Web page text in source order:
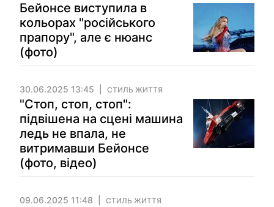
Бейонсе виступила в
кольорах "російського
прапору", але є нюанс
(фото)
30.06.2025 13:45 СТИЛЬ ЖИТТЯ
"Стоп, стоп, стоп":
підвішена на сцені машина
ледь не впала, не
витримавши Бейонсе
(фото, відео)
09.06.2025 11:48 СТИЛЬ ЖИТТЯ